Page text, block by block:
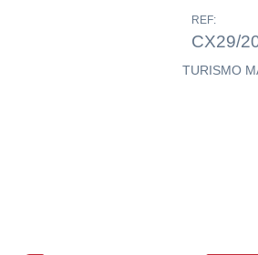
REF:
CX29/
TURISMO